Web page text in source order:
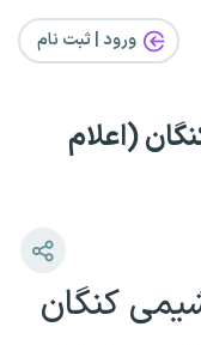
ورود | ثبت‌ نام
(اعلام
کنگان